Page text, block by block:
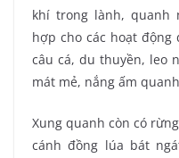
khí trong lành, quanh
hợp cho các hoạt
câu cá, du thuyền, leo
mát mẻ, nắng ấm
Xung quanh còn có
cánh đồng lúa bát